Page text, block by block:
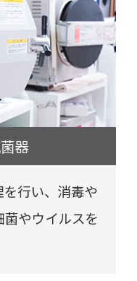
器
行い、消毒や
やウイルスを